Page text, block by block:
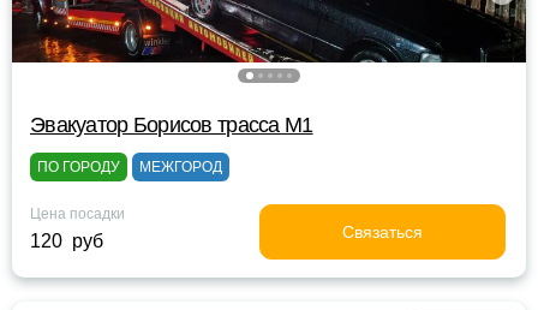
Эвакуатор Борисов трасса М1
ПО ГОРОДУ МЕЖГОРОД
Цена посадки
120 руб Связаться